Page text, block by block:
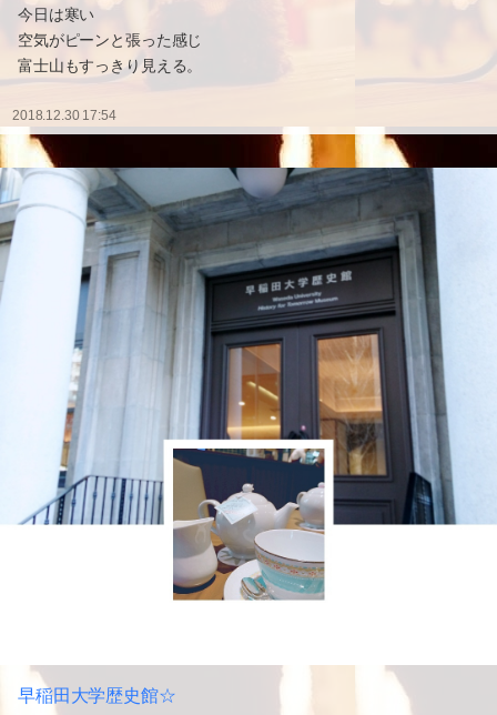
今日は寒い
空気がピーンと張った感じ
富士山もすっきり見える。
2018.12.30 17:54
早稲田大学歴史館☆